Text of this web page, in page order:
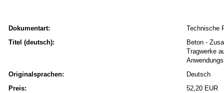
Dokumentart:
Technische
Titel (deutsch):
Beton -
Tragwerke
Originalsprachen:
Deutsch
Preis:
52,20 EUR